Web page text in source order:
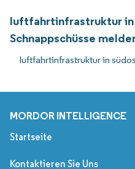
luftfahrtinfrastruktur in
Schnappschüsse
luftfahrtinfrastruktur in
MORDOR INTELLIGENCE
Startseite
Kontaktieren Sie Uns